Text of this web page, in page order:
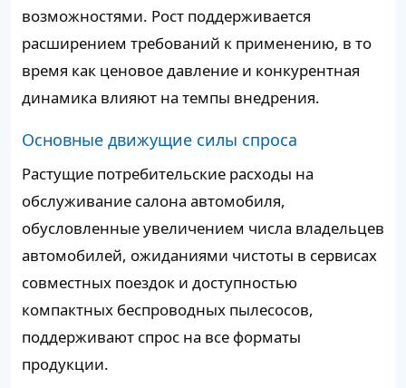
возможностями. Рост поддерживается
расширением требований к применению, в то
время как ценовое давление и конкурентная
динамика влияют на темпы внедрения.
Основные движущие силы спроса
Растущие потребительские расходы на
обслуживание салона автомобиля,
обусловленные увеличением числа владельцев
автомобилей, ожиданиями чистоты в сервисах
совместных поездок и доступностью
компактных беспроводных пылесосов,
поддерживают спрос на все форматы
продукции.